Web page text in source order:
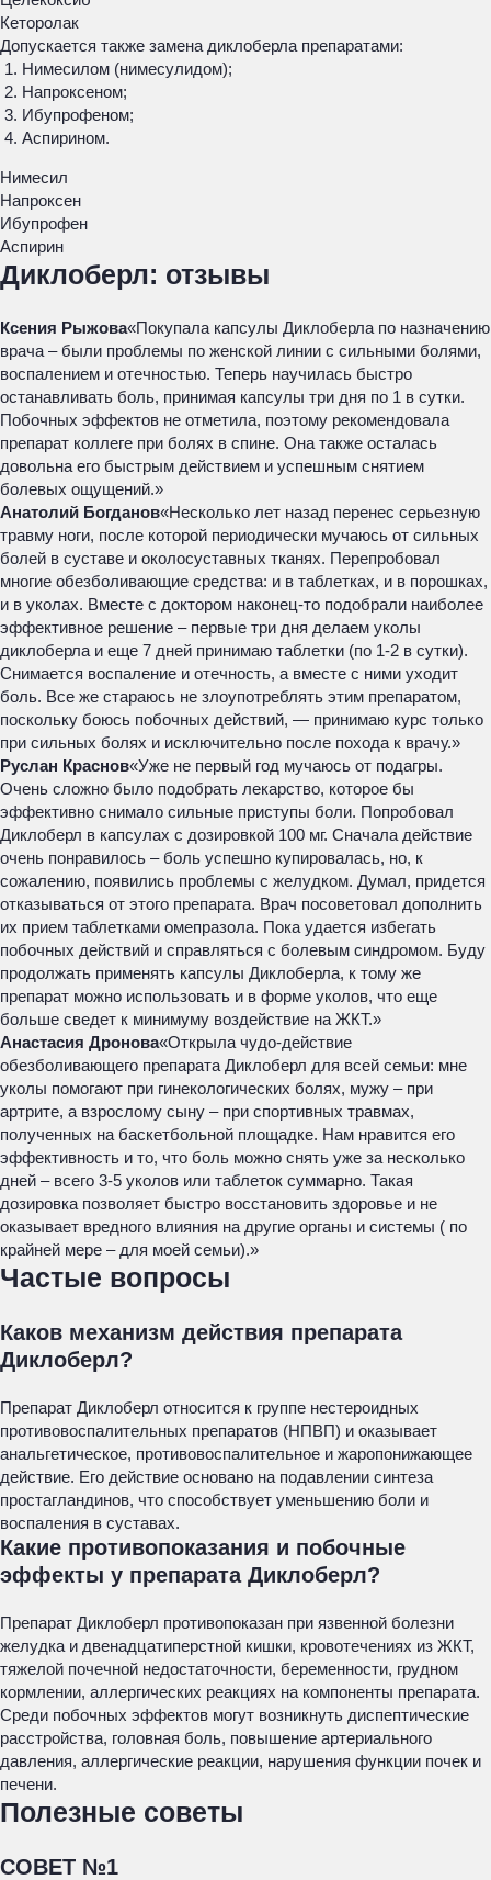
Кеторолак
Допускается также замена диклоберла препаратами:
Нимесилом (нимесулидом);
Напроксеном;
Ибупрофеном;
Аспирином.
Нимесил
Напроксен
Ибупрофен
Аспирин
Диклоберл: отзывы
Ксения Рыжова«Покупала капсулы Диклоберла по назначению
врача – были проблемы по женской линии с сильными болями,
воспалением и отечностью. Теперь научилась быстро
останавливать боль, принимая капсулы три дня по 1 в сутки.
Побочных эффектов не отметила, поэтому рекомендовала
препарат коллеге при болях в спине. Она также осталась
довольна его быстрым действием и успешным снятием
болевых ощущений.»
Анатолий Богданов«Несколько лет назад перенес серьезную
травму ноги, после которой периодически мучаюсь от сильных
болей в суставе и околосуставных тканях. Перепробовал
многие обезболивающие средства: и в таблетках, и в порошках,
и в уколах. Вместе с доктором наконец-то подобрали наиболее
эффективное решение – первые три дня делаем уколы
диклоберла и еще 7 дней принимаю таблетки (по 1-2 в сутки).
Снимается воспаление и отечность, а вместе с ними уходит
боль. Все же стараюсь не злоупотреблять этим препаратом,
поскольку боюсь побочных действий, — принимаю курс только
при сильных болях и исключительно после похода к врачу.»
Руслан Краснов«Уже не первый год мучаюсь от подагры.
Очень сложно было подобрать лекарство, которое бы
эффективно снимало сильные приступы боли. Попробовал
Диклоберл в капсулах с дозировкой 100 мг. Сначала действие
очень понравилось – боль успешно купировалась, но, к
сожалению, появились проблемы с желудком. Думал, придется
отказываться от этого препарата. Врач посоветовал дополнить
их прием таблетками омепразола. Пока удается избегать
побочных действий и справляться с болевым синдромом. Буду
продолжать применять капсулы Диклоберла, к тому же
препарат можно использовать и в форме уколов, что еще
больше сведет к минимуму воздействие на ЖКТ.»
Анастасия Дронова«Открыла чудо-действие
обезболивающего препарата Диклоберл для всей семьи: мне
уколы помогают при гинекологических болях, мужу – при
артрите, а взрослому сыну – при спортивных травмах,
полученных на баскетбольной площадке. Нам нравится его
эффективность и то, что боль можно снять уже за несколько
дней – всего 3-5 уколов или таблеток суммарно. Такая
дозировка позволяет быстро восстановить здоровье и не
оказывает вредного влияния на другие органы и системы ( по
крайней мере – для моей семьи).»
Частые вопросы
Каков механизм действия препарата
Диклоберл?
Препарат Диклоберл относится к группе нестероидных
противовоспалительных препаратов (НПВП) и оказывает
анальгетическое, противовоспалительное и жаропонижающее
действие. Его действие основано на подавлении синтеза
простагландинов, что способствует уменьшению боли и
воспаления в суставах.
Какие противопоказания и побочные
эффекты у препарата Диклоберл?
Препарат Диклоберл противопоказан при язвенной болезни
желудка и двенадцатиперстной кишки, кровотечениях из ЖКТ,
тяжелой почечной недостаточности, беременности, грудном
кормлении, аллергических реакциях на компоненты препарата.
Среди побочных эффектов могут возникнуть диспептические
расстройства, головная боль, повышение артериального
давления, аллергические реакции, нарушения функции почек и
печени.
Полезные советы
СОВЕТ №1